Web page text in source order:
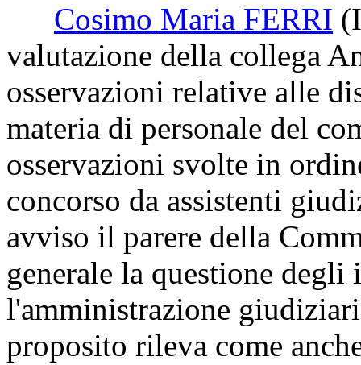
Cosimo Maria FERRI
valutazione della collega
osservazioni relative alle
materia di personale del
osservazioni svolte in
concorso da assistenti
avviso il parere della
generale la questione
l'amministrazione
proposito rileva come